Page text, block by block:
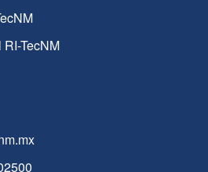
TecNM